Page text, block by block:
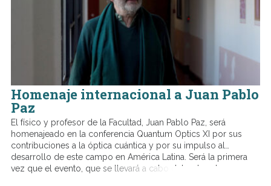
Homenaje internacional a Juan Pablo
Paz
El físico y profesor de la Facultad, Juan Pablo Paz, será
homenajeado en la conferencia Quantum Optics XI por sus
contribuciones a la óptica cuántica y por su impulso al
desarrollo de este campo en América Latina. Será la primera
vez que el evento, que se llevará a cabo del 7 al 11 de